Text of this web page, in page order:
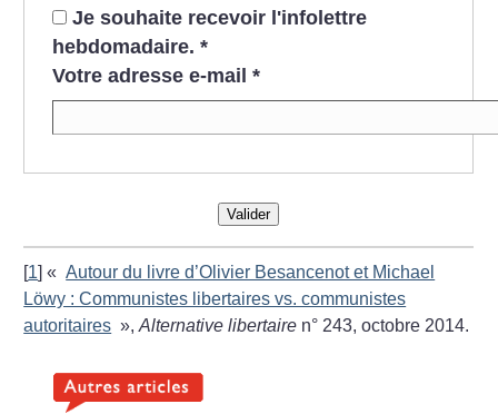
Je souhaite recevoir l'infolettre
hebdomadaire. *
Votre adresse e-mail *
Valider
[1]« Autour du livre d’Olivier Besancenot et Michael
Löwy : Communistes libertaires vs. communistes
autoritaires »,Alternative libertaire n° 243, octobre 2014.